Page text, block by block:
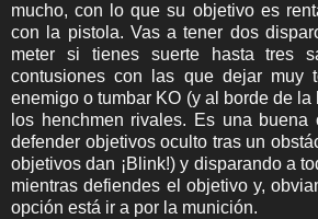
mucho, con lo que su objetivo es
con la pistola. Vas a tener dos
meter si tienes suerte hasta tres
contusiones con las que dejar muy
enemigo o tumbar KO (y al borde de
los henchmen rivales. Es una buena
defender objetivos oculto tras un
objetivos dan ¡Blink!) y disparando a
mientras defiendes el objetivo y,
opción está ir a por la munición.